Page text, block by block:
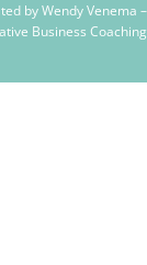
byWendy Venema –
Business Coaching